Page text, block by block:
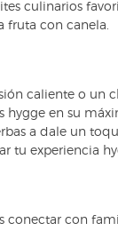
culinarios
fruta con canela.
caliente o un
hygge en su
a dale un
tu experiencia
conectar con